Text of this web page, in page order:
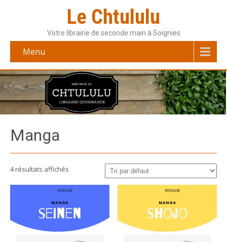
Le Chtululu
Votre librairie de seconde main à Soignies
Menu
Manga
4 résultats affichés